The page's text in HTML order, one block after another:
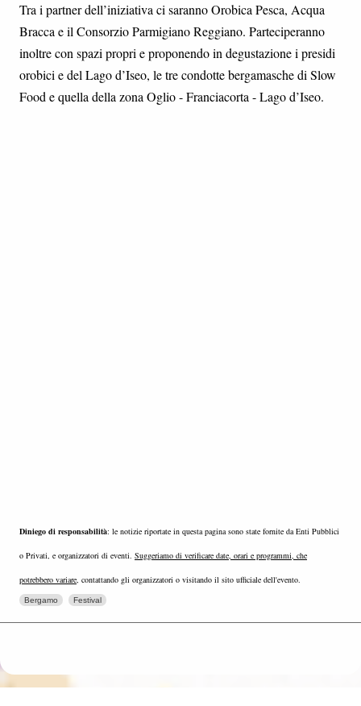
Tra i partner dell’iniziativa ci saranno Orobica Pesca, Acqua
Bracca e il Consorzio Parmigiano Reggiano. Parteciperanno
inoltre con spazi propri e proponendo in degustazione i presidi
orobici e del Lago d’Iseo, le tre condotte bergamasche di Slow
Food e quella della zona Oglio - Franciacorta - Lago d’Iseo.
Diniego di responsabilità: le notizie riportate in questa pagina sono state fornite da Enti Pubblici
o Privati, e organizzatori di eventi. Suggeriamo di verificare date, orari e programmi, che
potrebbero variare, contattando gli organizzatori o visitando il sito ufficiale dell'evento.
Bergamo Festival